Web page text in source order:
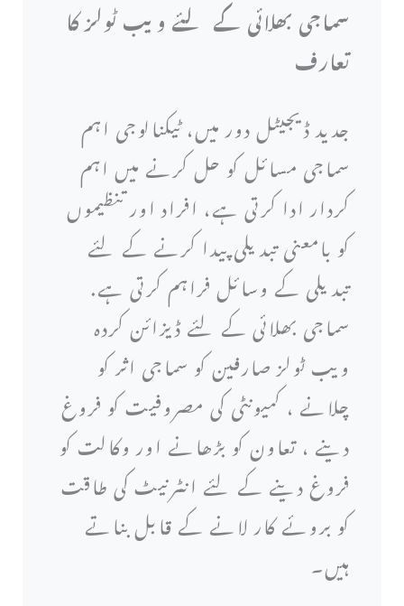
سماجی بھلائی کے لئے ویب ٹولز کا
تعارف
جدید ڈیجیٹل دور میں، ٹیکنالوجی اہم
سماجی مسائل کو حل کرنے میں اہم
کردار ادا کرتی ہے، افراد اور تنظیموں
کو بامعنی تبدیلی پیدا کرنے کے لئے
تبدیلی کے وسائل فراہم کرتی ہے.
سماجی بھلائی کے لئے ڈیزائن کردہ
ویب ٹولز صارفین کو سماجی اثر کو
چلانے ، کمیونٹی کی مصروفیت کو فروغ
دینے ، تعاون کو بڑھانے اور وکالت کو
فروغ دینے کے لئے انٹرنیٹ کی طاقت
کو بروئے کار لانے کے قابل بناتے
ہیں۔